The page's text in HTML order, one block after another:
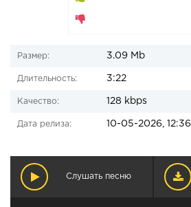
Размер: 3.09 Mb
Длительность: 3:22
Качество: 128 kbps
Дата релиза: 10-05-2026, 12:36
Слушать песню